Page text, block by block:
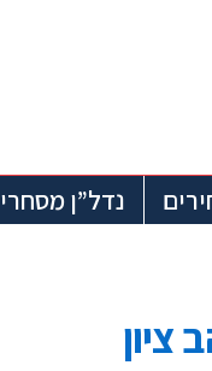
נדל”ן מסחרי
ציון